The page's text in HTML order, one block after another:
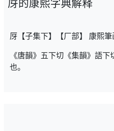
厊【子集下】【厂部】 康熙
《唐韻》五下切《集韻》語下
也。